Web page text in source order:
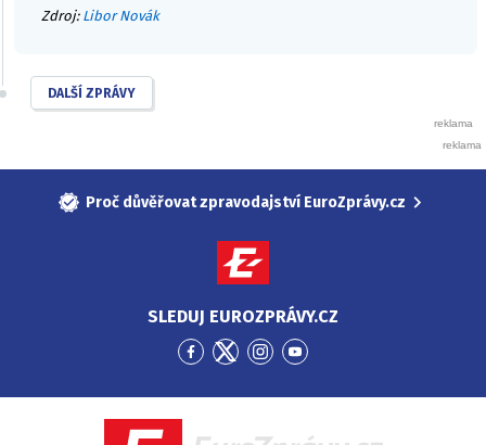
Zdroj: Libor Novák
DALŠÍ ZPRÁVY
Proč důvěřovat zpravodajství EuroZprávy.cz
SLEDUJ EUROZPRÁVY.CZ
Přejít
Facebook
Přejít
Twitter
Přejít
Instagram
Přejít
YouTube